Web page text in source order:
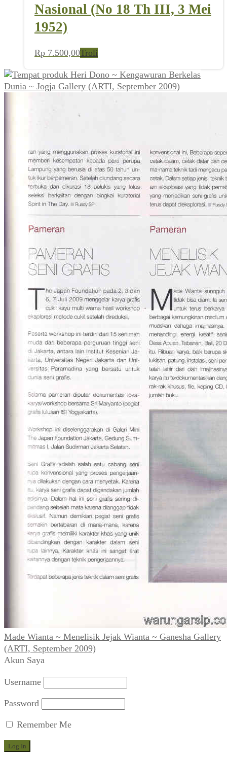
Nasional (No 18 Th III, 3 Mei
1952)
Rp 7.500,00Troli
Heri Dono ~ Kengawuran Berkelas
Dunia ~ Jogja Gallery (ARTI, September 2009)
Made Wianta ~ Menelisik Jejak Wianta ~ Ganesha Gallery
(ARTI, September 2009)
Akun Saya
Username
Password
Remember Me